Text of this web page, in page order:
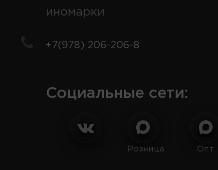
иномарки
+7(978) 206-206-8
Социальные сети:
Розница Опт